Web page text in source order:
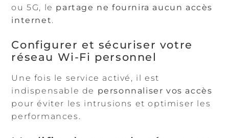
ou 5G, le partage ne fournira aucun accès
internet.
Configurer et sécuriser votre
réseau Wi-Fi personnel
Une fois le service activé, il est
indispensable de personnaliser vos accès
pour éviter les intrusions et optimiser les
performances.